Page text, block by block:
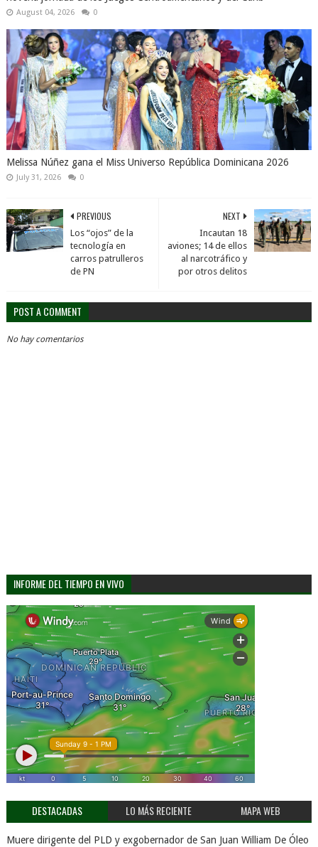
August 04, 2026 0
Melissa Núñez gana el Miss Universo República Dominicana 2026
July 31, 2026 0
NEXT
Incautan 18
aviones; 14 de ellos
al narcotráfico y
por otros delitos
PREVIOUS
Los “ojos” de la
tecnología en
carros patrulleros
de PN
POST A COMMENT
No hay comentarios
INFORME DEL TIEMPO EN VIVO
DESTACADAS LO MÁS RECIENTE MAPA WEB
Muere dirigente del PLD y exgobernador de San Juan William De Óleo